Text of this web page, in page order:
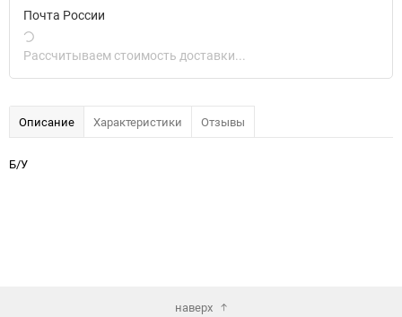
Почта России
Рассчитываем стоимость доставки...
Описание Характеристики Отзывы
Б/У
наверх